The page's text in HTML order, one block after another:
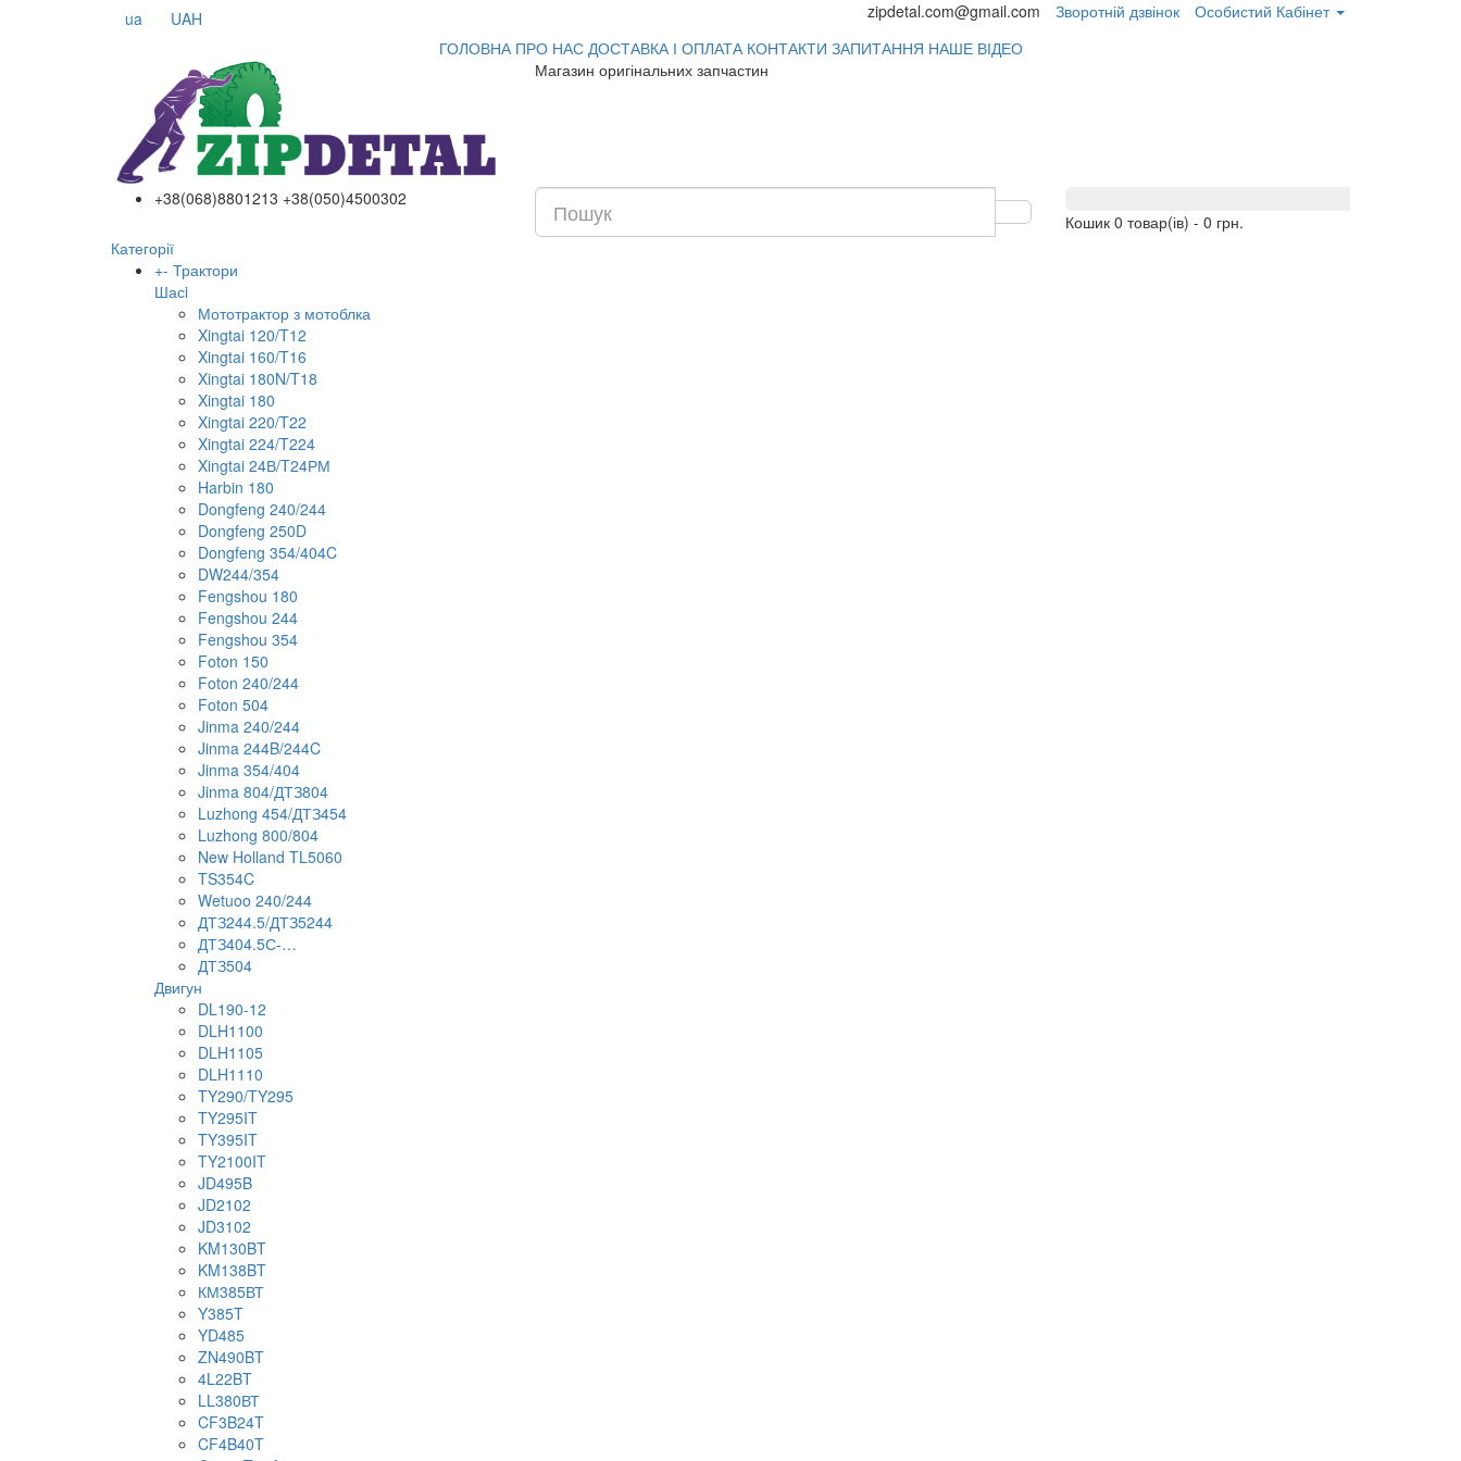
ua UAH zipdetal.com@gmail.com Зворотній дзвінок
Особистий Кабінет
ГОЛОВНА ПРО НАС ДОСТАВКА І ОПЛАТА КОНТАКТИ ЗАПИТАННЯ НАШЕ ВІДЕО
Магазин оригінальних запчастин
+38(068)8801213 +38(050)4500302
Кошик 0 товар(ів) - 0 грн.
Категорії
+- Трактори
Шасi
Мототрактор з мотоблка
Xingtai 120/T12
Xingtai 160/T16
Xingtai 180N/T18
Xingtai 180
Xingtai 220/T22
Xingtai 224/T224
Xingtai 24В/T24РМ
Harbin 180
Dongfeng 240/244
Dongfeng 250D
Dongfeng 354/404C
DW244/354
Fengshou 180
Fengshou 244
Fengshou 354
Foton 150
Foton 240/244
Foton 504
Jinma 240/244
Jinma 244B/244C
Jinma 354/404
Jinma 804/ДТЗ804
Luzhong 454/ДТЗ454
Luzhong 800/804
New Holland TL5060
TS354C
Wetuoo 240/244
ДТЗ244.5/ДТЗ5244
ДТЗ404.5С-…
ДТЗ504
Двигун
DL190-12
DLH1100
DLH1105
DLH1110
TY290/TY295
TY295IT
TY395IT
TY2100IT
JD495B
JD2102
JD3102
KM130BT
KM138BT
КМ385ВТ
Y385T
YD485
ZN490BT
4L22BT
LL380ВТ
CF3B24T
CF4B40T